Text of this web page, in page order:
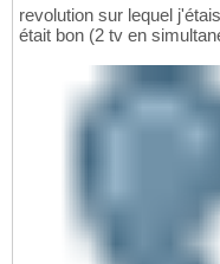
revolution sur lequel
était bon (2 tv en